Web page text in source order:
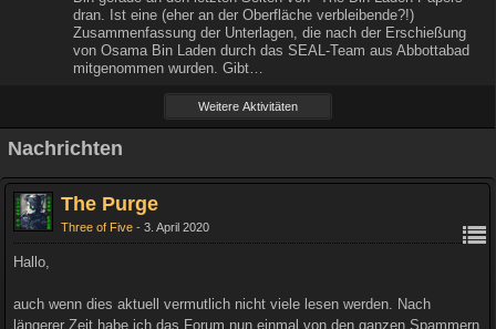
dran. Ist eine (eher an der Oberfläche verbleibende?!)
Zusammenfassung der Unterlagen, die nach der Erschießung
von Osama Bin Laden durch das SEAL-Team aus Abbottabad
mitgenommen wurden. Gibt…
Weitere Aktivitäten
Nachrichten
The Purge
Three of Five 3. April 2020
Hallo,
auch wenn dies aktuell vermutlich nicht viele lesen werden. Nach
längerer Zeit habe ich das Forum nun einmal von den ganzen Spammern